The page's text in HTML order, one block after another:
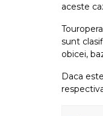
aceste
sunt
obicei,
Daca